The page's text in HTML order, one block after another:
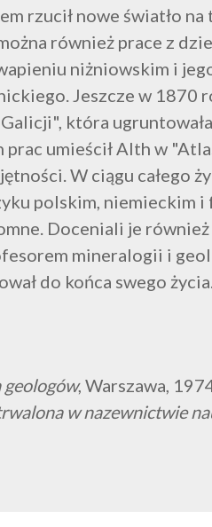
rzucił nowe światło
również prace z
niżniowskim i
Jeszcze w 1870
która
umieścił Alth w
W ciągu całego
polskim, niemieckim i
Doceniali je
mineralogii i
do końca swego
geologów, Warszawa,
w nazewnictwie